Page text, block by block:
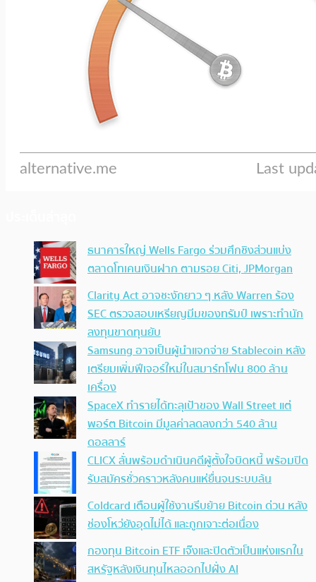
ธนาคารใหญ่ Wells Fargo ร่วมศึกชิงส่วนแบ่ง
ตลาดโทเคนเงินฝาก ตามรอย Citi, JPMorgan
Clarity Act อาจชะงักยาว ๆ หลัง Warren ร้อง
SEC ตรวจสอบเหรียญมีมของทรัมป์ เพราะทำนัก
ลงทุนขาดทุนยับ
Samsung อาจเป็นผู้นำแจกจ่าย Stablecoin หลัง
เตรียมเพิ่มฟีเจอร์ใหม่ในสมาร์ทโฟน 800 ล้าน
เครื่อง
SpaceX ทำรายได้ทะลุเป้าของ Wall Street แต่
พอร์ต Bitcoin มีมูลค่าลดลงกว่า 540 ล้าน
ดอลลาร์
CLICX ลั่นพร้อมดำเนินคดีผู้ตั้งใจบิดหนี้ พร้อมปิด
รับสมัครชั่วคราวหลังคนแห่ยื่นจนระบบล้น
Coldcard เตือนผู้ใช้งานรีบย้าย Bitcoin ด่วน หลัง
ช่องโหว่ยังอุดไม่ได้ และถูกเจาะต่อเนื่อง
กองทุน Bitcoin ETF เจ๊งและปิดตัวเป็นแห่งแรกใน
สหรัฐหลังเงินทุนไหลออกไปฝั่ง AI